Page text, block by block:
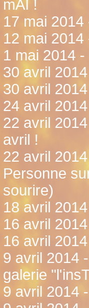
mAI !
17 mai
12 mai
1 mai 2014
30 avril
30 avril
24 avril
22 avril
avril !
22 avril
Personne
sourire)
18 avril
16 avril
16 avril
9 avril 2014
galerie
9 avril 2014